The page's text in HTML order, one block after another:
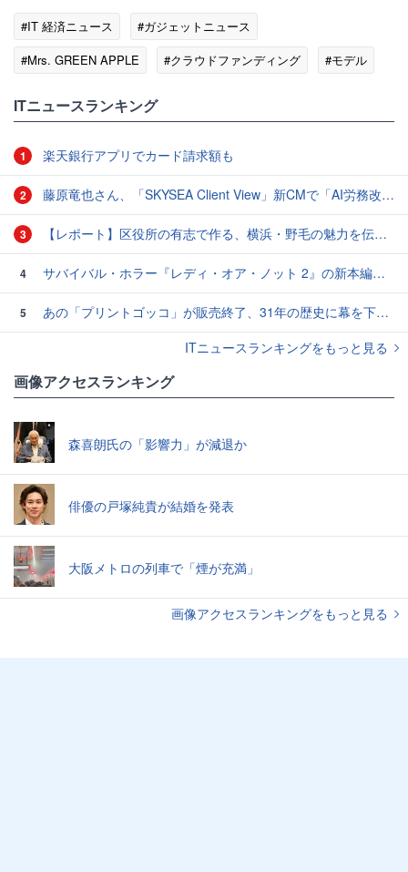
#IT 経済ニュース
#ガジェットニュース
#Mrs. GREEN APPLE
#クラウドファンディング
#モデル
ITニュースランキング
1 楽天銀行アプリでカード請求額も
2 藤原竜也さん、「SKYSEA Client View」新CMで「AI労務改善」をアピール 働き方をAIが分析したら「すぐに休んで」と言われる？
3 【レポート】区役所の有志で作る、横浜・野毛の魅力を伝えるCM
4 サバイバル・ホラー『レディ・オア・ノット 2』の新本編映像、【バスタイム編】が公開
5
あの「プリントゴッコ」が販売終了、31年の歴史に幕を下ろす
ITニュースランキングをもっと見る
画像アクセスランキング
森喜朗氏の「影響力」が減退か
俳優の戸塚純貴が結婚を発表
大阪メトロの列車で「煙が充満」
画像アクセスランキングをもっと見る